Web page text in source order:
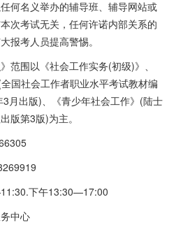
何名义举办的辅导班、辅导网站或
次考试无关，任何许诺内部关系的
报考人员提高警惕。
范围以《社会工作实务(初级)》、
国社会工作者职业水平考试教材编
月出版)、《青少年社会工作》(陆士
版第3版)为主。
下午13:30—17:00
中心